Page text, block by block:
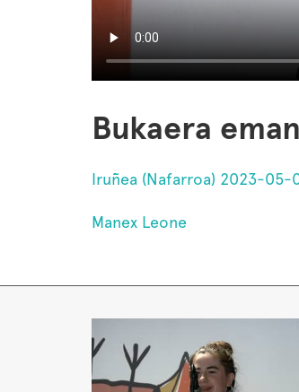
Bukaera
Iruñea (Nafarroa) 2023-05-
Manex Leone